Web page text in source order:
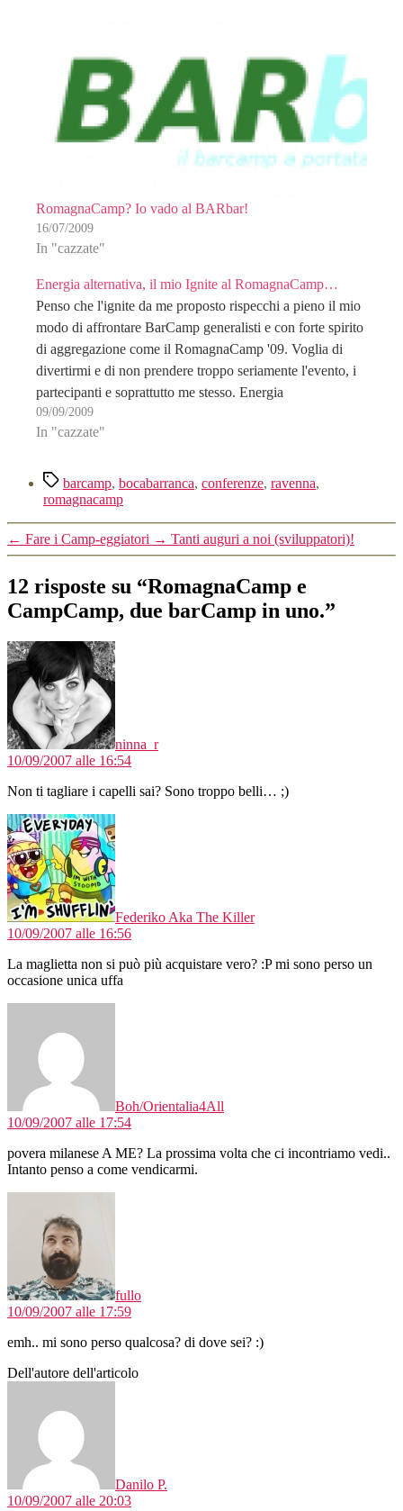
RomagnaCamp? Io vado al BARbar!
16/07/2009
In "cazzate"
Energia alternativa, il mio Ignite al RomagnaCamp…
Penso che l'ignite da me proposto rispecchi a pieno il mio
modo di affrontare BarCamp generalisti e con forte spirito
di aggregazione come il RomagnaCamp '09. Voglia di
divertirmi e di non prendere troppo seriamente l'evento, i
partecipanti e soprattutto me stesso. Energia
alternativa...View more presentations from Francesco
Fullone. ps…
09/09/2009
In "cazzate"
Tagbarcamp, bocabarranca, conferenze, ravenna,
romagnacamp
← Fare i Camp-eggiatori → Tanti auguri a noi (sviluppatori)!
12 risposte su “RomagnaCamp e
CampCamp, due barCamp in uno.”
ninna_r
10/09/2007 alle 16:54
Non ti tagliare i capelli sai? Sono troppo belli… ;)
Federiko Aka The Killer
10/09/2007 alle 16:56
La maglietta non si può più acquistare vero? :P mi sono perso un
occasione unica uffa
Boh/Orientalia4All
10/09/2007 alle 17:54
povera milanese A ME? La prossima volta che ci incontriamo vedi..
Intanto penso a come vendicarmi.
fullo
10/09/2007 alle 17:59
emh.. mi sono perso qualcosa? di dove sei? :)
Dell'autore dell'articolo
Danilo P.
10/09/2007 alle 20:03